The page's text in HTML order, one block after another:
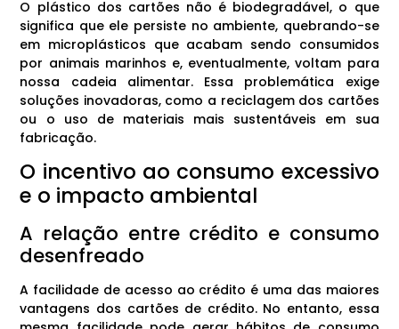
O plástico dos cartões não é biodegradável, o que
significa que ele persiste no ambiente, quebrando-se
em microplásticos que acabam sendo consumidos
por animais marinhos e, eventualmente, voltam para
nossa cadeia alimentar. Essa problemática exige
soluções inovadoras, como a reciclagem dos cartões
ou o uso de materiais mais sustentáveis em sua
fabricação.
O incentivo ao consumo excessivo
e o impacto ambiental
A relação entre crédito e consumo
desenfreado
A facilidade de acesso ao crédito é uma das maiores
vantagens dos cartões de crédito. No entanto, essa